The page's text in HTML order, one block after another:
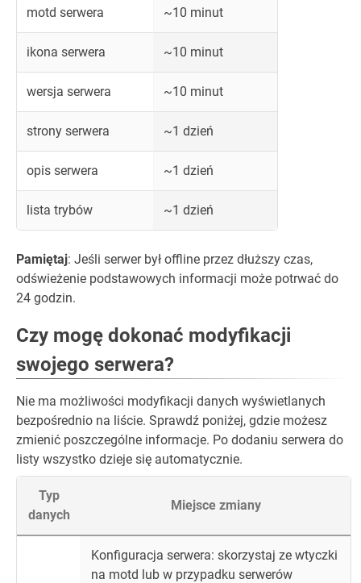
motd serwera ~10 minut
ikona serwera ~10 minut
wersja serwera ~10 minut
strony serwera ~1 dzień
opis serwera ~1 dzień
lista trybów ~1 dzień
Pamiętaj: Jeśli serwer był offline przez dłuższy czas,
odświeżenie podstawowych informacji może potrwać do
24 godzin.
Czy mogę dokonać modyfikacji
swojego serwera?
Nie ma możliwości modyfikacji danych wyświetlanych
bezpośrednio na liście. Sprawdź poniżej, gdzie możesz
zmienić poszczególne informacje. Po dodaniu serwera do
listy wszystko dzieje się automatycznie.
Typ
danych
Miejsce zmiany
Konfiguracja serwera: skorzystaj ze wtyczki
na motd lub w przypadku serwerów